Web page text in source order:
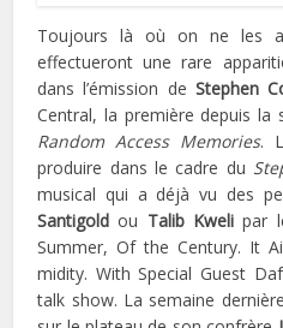
Toujours là où on ne les
effectueront une rare
dans l’émission de Stephen
Central, la première depuis la
Random Access Memories.
produire dans le cadre du
musical qui a déjà vu des
Santigoldou Talib Kweli par
Summer, Of the Century. It
midity. With Special Guest
talk show. La semaine